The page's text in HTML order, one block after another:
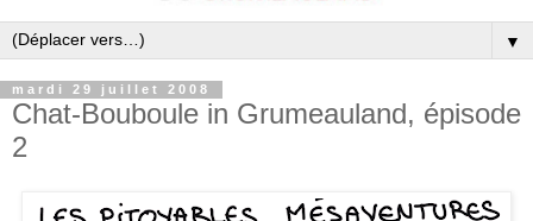
▼
mardi 29 juillet 2008
Chat-Bouboule in Grumeauland, épisode
2